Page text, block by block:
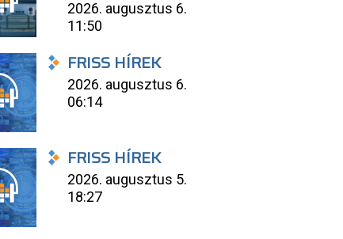
2026. augusztus 6.
11:50
FRISS HÍREK
2026. augusztus 6.
06:14
FRISS HÍREK
2026. augusztus 5.
18:27